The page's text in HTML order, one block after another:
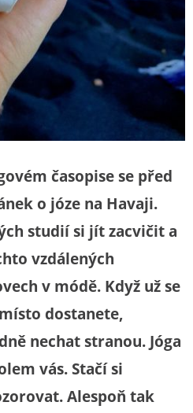
časopise se před
o józe na Havaji.
studií si jít zacvičit a
vzdálených
v módě. Když už se
dostanete,
nechat stranou. Jóga
vás. Stačí si
Alespoň tak